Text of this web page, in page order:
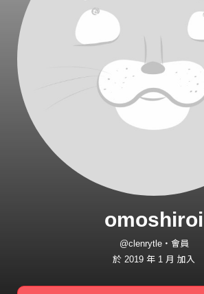
omoshiroi
@clenrytle・會員
於 2019 年 1 月 加入